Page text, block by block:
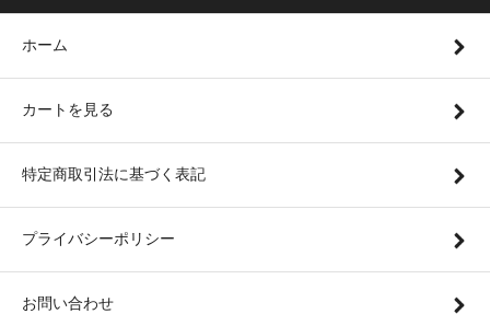
ホーム
カートを見る
特定商取引法に基づく表記
プライバシーポリシー
お問い合わせ